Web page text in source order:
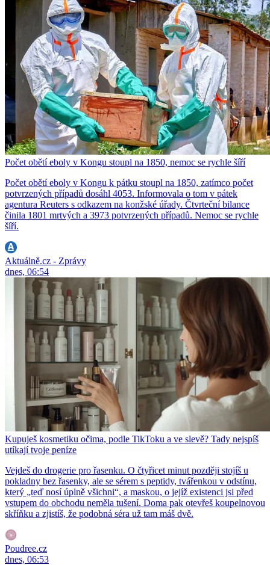
Počet obětí eboly v Kongu stoupl na 1850, nemoc se rychle šíří
Počet obětí eboly v Kongu k pátku stoupl na 1850, zatímco počet
potvrzených případů dosáhl 4053. Informovala o tom v pátek
agentura Reuters s odkazem na konžské úřady. Čtvrteční bilance
činila 1801 mrtvých a 3973 potvrzených případů. Nemoc se rychle
šíří.
Aktuálně.cz - Zprávy
dnes, 06:54
Kupuješ kosmetiku očima, podle TikToku a ve slevě? Tady nejspíš
utíkají tvoje peníze
Vejdeš do drogerie pro řasenku. O čtyřicet minut později stojíš u
pokladny bez řasenky, ale se sérem s peptidy, tvářenkou v odstínu,
který „teď nosí úplně všichni“, a maskou, o jejíž existenci jsi před
vstupem do obchodu neměla tušení. Doma pak otevřeš koupelnovou
skříňku a zjistíš, že podobná séra už tam máš dvě.
Poudree.cz
dnes, 06:53